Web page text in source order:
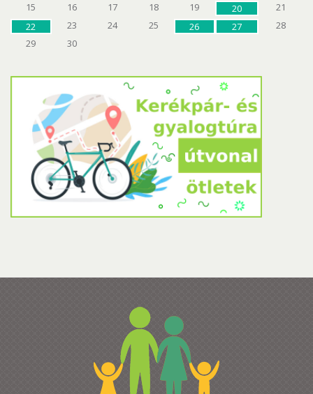
15
16 17 18 19 20
21
22
23 24 25 26 27
28
29
30